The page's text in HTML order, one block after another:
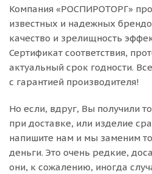
Компания «РОСПИРОТОРГ»
известных и надежных
качество и зрелищность
Сертификат соответствия,
актуальный срок годности.
с гарантией производителя!
Но если, вдруг, Вы получили
при доставке, или изделие
напишите нам и мы заменим
деньги. Это очень редкие,
они, к сожалению, иногда